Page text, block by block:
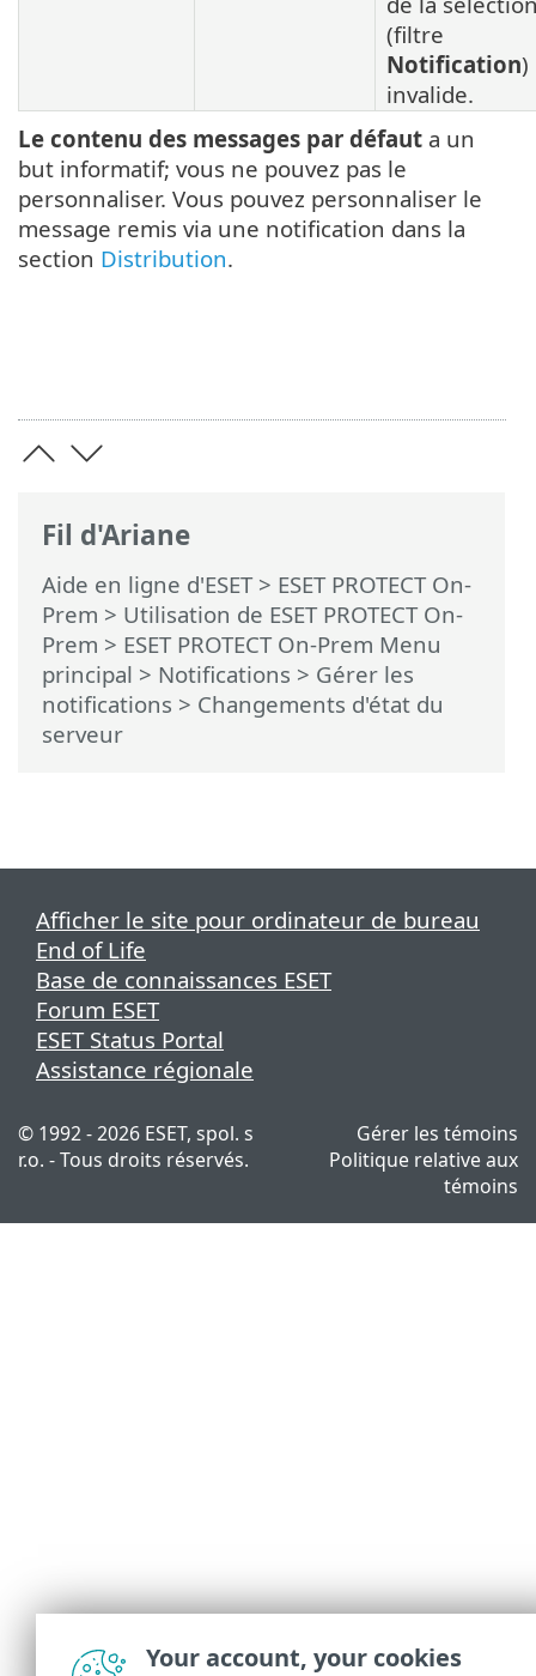
Fil d'Ariane
Aide en ligne d'ESET> ESET PROTECT On-
Prem > Utilisation de ESET PROTECT On-
Prem > ESET PROTECT On-Prem Menu
principal > Notifications > Gérer les
notifications > Changements d'état du
serveur
(filtre
Notification)
invalide.
Le contenu des messages par défaut a un
but informatif; vous ne pouvez pas le
personnaliser. Vous pouvez personnaliser le
message remis via une notification dans la
section Distribution.
Afficher le site pour ordinateur de bureau
End of Life
Base de connaissances ESET
Forum ESET
ESET Status Portal
Assistance régionale
© 1992 - 2026 ESET, spol. s
r.o. - Tous droits réservés.
Gérer les témoins
Politique relative aux
témoins
Your account, your cookies